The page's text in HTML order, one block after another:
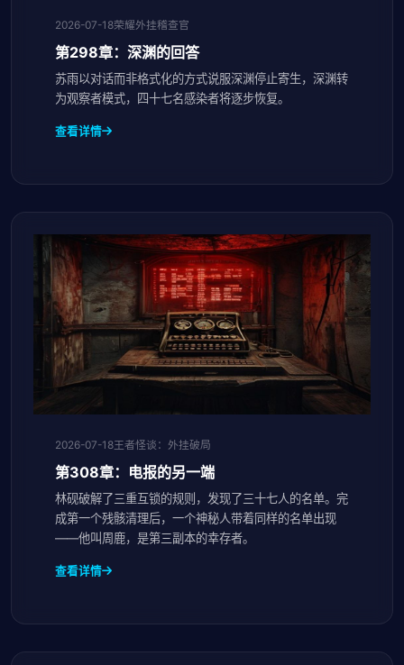
2026-07-18荣耀外挂稽查官
第298章：深渊的回答
苏雨以对话而非格式化的方式说服深渊停止寄生，深渊转
为观察者模式，四十七名感染者将逐步恢复。
查看详情
2026-07-18王者怪谈：外挂破局
第308章：电报的另一端
林砚破解了三重互锁的规则，发现了三十七人的名单。完
成第一个残骸清理后，一个神秘人带着同样的名单出现
——他叫周鹿，是第三副本的幸存者。
查看详情